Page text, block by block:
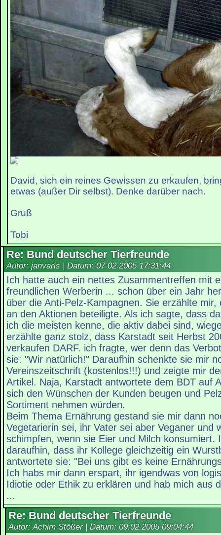
David, sich ein reines Gewissen zu erkaufen,
etwas (außer Dir selbst). Denke darüber nach.
Gruß
Tobi
Re: Bund deutscher Tierfreunde
Autor: janvaris | Datum: 07.02.2005 17:31:44
Ich hatte auch ein nettes Zusammentreffen mit
freundlichen Werberin ... schon über ein Jahr
über die Anti-Pelz-Kampagnen. Sie erzählte mir,
an den Aktionen beteiligte. Als ich sagte, dass
ich die meisten kenne, die aktiv dabei sind,
erzählte ganz stolz, dass Karstadt seit Herbst
verkaufen DARF. ich fragte, wer denn das
sie: "Wir natürlich!" Daraufhin schenkte sie mir
Vereinszeitschrift (kostenlos!!!) und zeigte mir
Artikel. Naja, Karstadt antwortete dem BDT auf
sich den Wünschen der Kunden beugen und
Sortiment nehmen würden.
Beim Thema Ernährung gestand sie mir dann
Vegetarierin sei, ihr Vater sei aber Veganer und
schimpfen, wenn sie Eier und Milch konsumiert.
daraufhin, dass ihr Kollege gleichzeitig ein
antwortete sie: "Bei uns gibt es keine
Ich habs mir dann erspart, ihr igendwas von
Idiotie oder Ethik zu erklären und hab mich aus
...
Re: Bund deutscher Tierfreunde
Autor: Achim Stößer | Datum: 09.02.2005 09:04:44